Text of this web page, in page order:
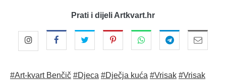
Prati i dijeli Artkvart.hr
#Art-kvart Benčič #Djeca #Dječja kuća #Vrisak #Vrisak